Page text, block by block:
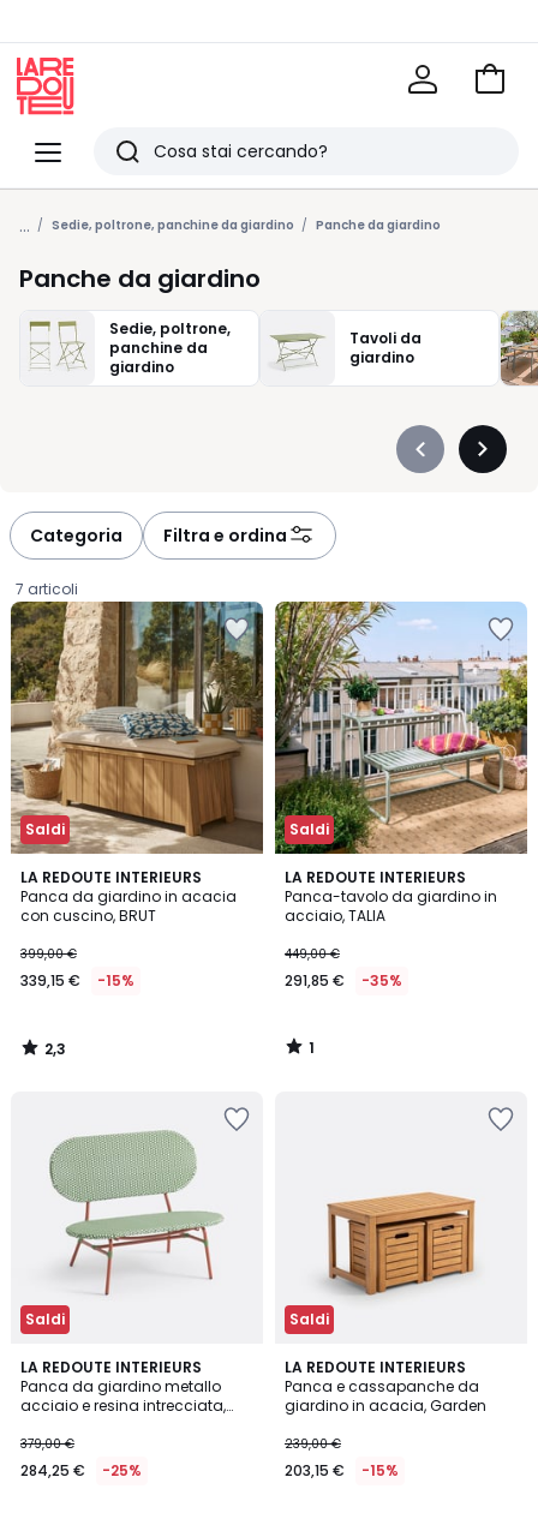
Menu
Redoute
Ricerca
Ultimi
articoli
visti
Vai
... Sedie, poltrone, panchine da giardino Panche da giardino
Panche da giardino
Sedie, poltrone,
panchine da
giardino
Tavoli da
giardino
Précédent
Categoria Filtra e ordina
7 articoli
Saldi
LA REDOUTE INTERIEURS
Panca da giardino in acacia
con cuscino, BRUT
€
Invece
399,00
€
applicato.
399,00 €
339,15 € -15%
2,3
/ 5
2,3
/
Saldi
LA REDOUTE INTERIEURS
Panca-tavolo da giardino in
acciaio, TALIA
449,00 €
291,85 € -35%
1
/
5
1
/
Saldi
LA REDOUTE INTERIEURS
Panca da giardino metallo
acciaio e resina intrecciata,
379,00 €
284,25 € -25%
5
/
5
Saldi
LA REDOUTE INTERIEURS
Panca e cassapanche da
giardino in acacia, Garden
239,00 €
203,15 € -15%
4,5
/ 5